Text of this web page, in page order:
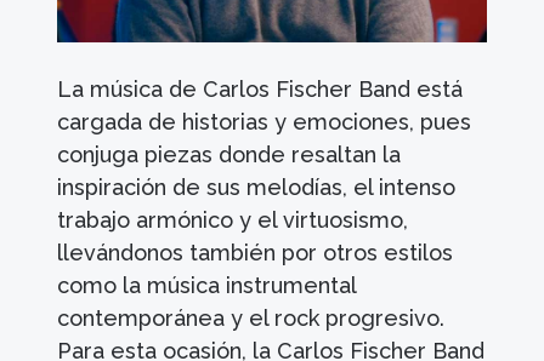
La música de Carlos Fischer Band está
cargada de historias y emociones, pues
conjuga piezas donde resaltan la
inspiración de sus melodías, el intenso
trabajo armónico y el virtuosismo,
llevándonos también por otros estilos
como la música instrumental
contemporánea y el rock progresivo.
Para esta ocasión, la Carlos Fischer Band